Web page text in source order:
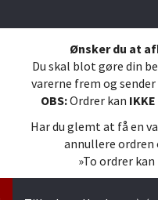
Ønsker du at
Du skal blot gøre din
varerne frem og
OBS:Ordrer kan IKKE
Har du glemt at få en
annullere ordren
»To ordrer kan